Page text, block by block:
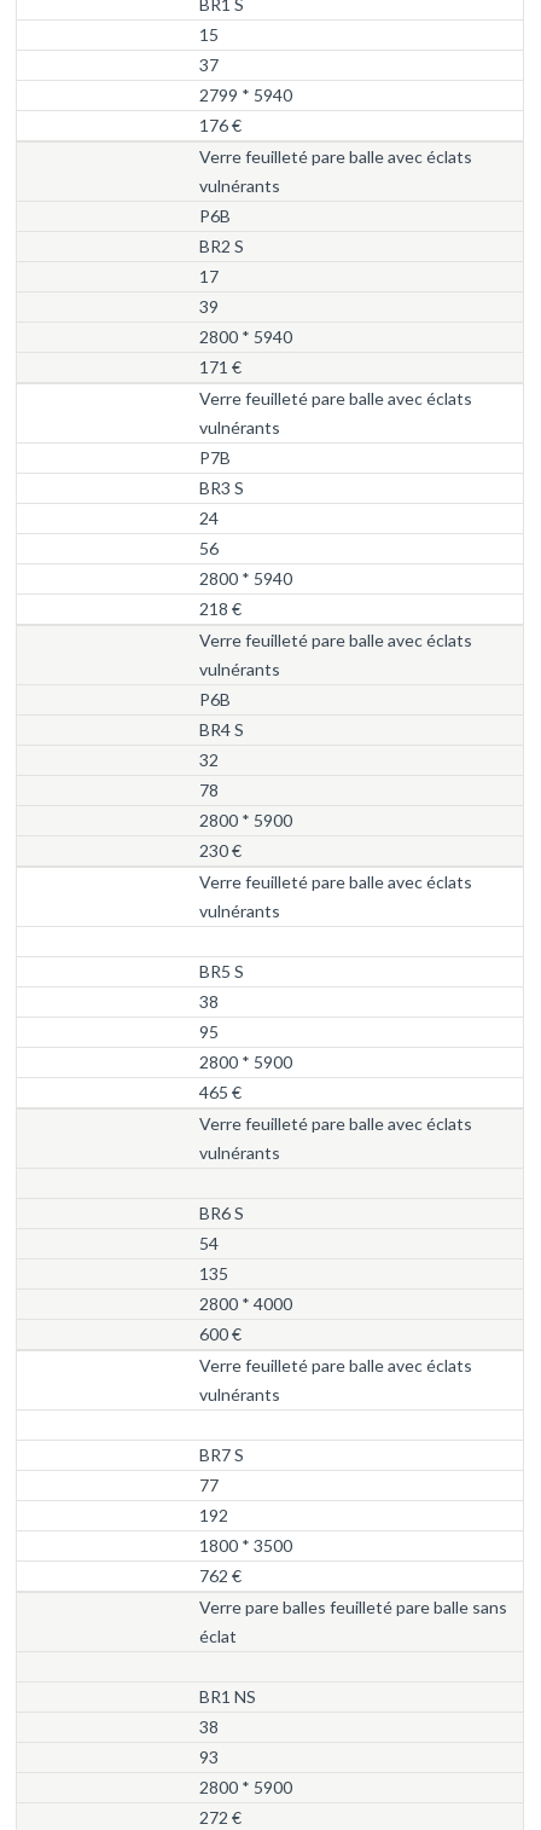
BR1 S
15
37
2799 * 5940
176 €
Verre feuilleté pare balle avec éclats
vulnérants
P6B
BR2 S
17
39
2800 * 5940
171 €
Verre feuilleté pare balle avec éclats
vulnérants
P7B
BR3 S
24
56
2800 * 5940
218 €
Verre feuilleté pare balle avec éclats
vulnérants
P6B
BR4 S
32
78
2800 * 5900
230 €
Verre feuilleté pare balle avec éclats
vulnérants
BR5 S
38
95
2800 * 5900
465 €
Verre feuilleté pare balle avec éclats
vulnérants
BR6 S
54
135
2800 * 4000
600 €
Verre feuilleté pare balle avec éclats
vulnérants
BR7 S
77
192
1800 * 3500
762 €
Verre pare balles feuilleté pare balle sans
éclat
BR1 NS
38
93
2800 * 5900
272 €